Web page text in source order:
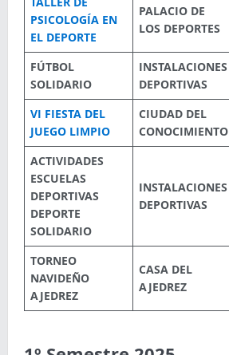
PSICOLOGÍA EN
EL DEPORTE
PALACIO DE
LOS DEPORTES
FÚTBOL
SOLIDARIO
INSTALACIONES
DEPORTIVAS
VI FIESTA DEL
JUEGO LIMPIO
CIUDAD DEL
CONOCIMIENTO
ACTIVIDADES
ESCUELAS
DEPORTIVAS
DEPORTE
SOLIDARIO
INSTALACIONES
DEPORTIVAS
TORNEO
NAVIDEÑO
AJEDREZ
CASA DEL
AJEDREZ